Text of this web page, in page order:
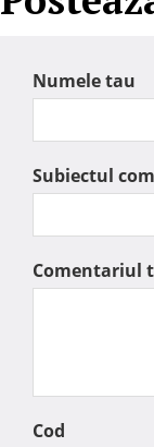
Numele tau
Subiectul
Comentariul
Cod